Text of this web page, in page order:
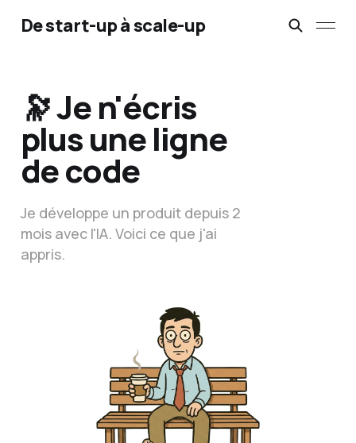
De start-up à scale-up
🔭 Je n'écris
plus une ligne
de code
Je développe un produit depuis 2
mois avec l'IA. Voici ce que j'ai
appris.